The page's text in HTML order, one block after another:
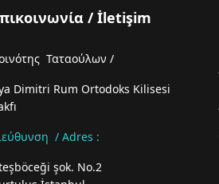
/ İletişim
Ταταούλων /
Dimitri Rum Ortodoks Kilisesi
/ Adres :
şok. No.2